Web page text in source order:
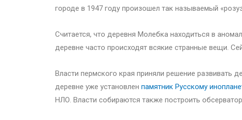
городе в 1947 году произошел так называемый
Считается, что деревня Молебка находиться в
деревне часто происходят всякие странные вещи.
Власти пермского края приняли решение развивать
деревне уже установлен памятник Русскому
НЛО. Власти собираются также построить